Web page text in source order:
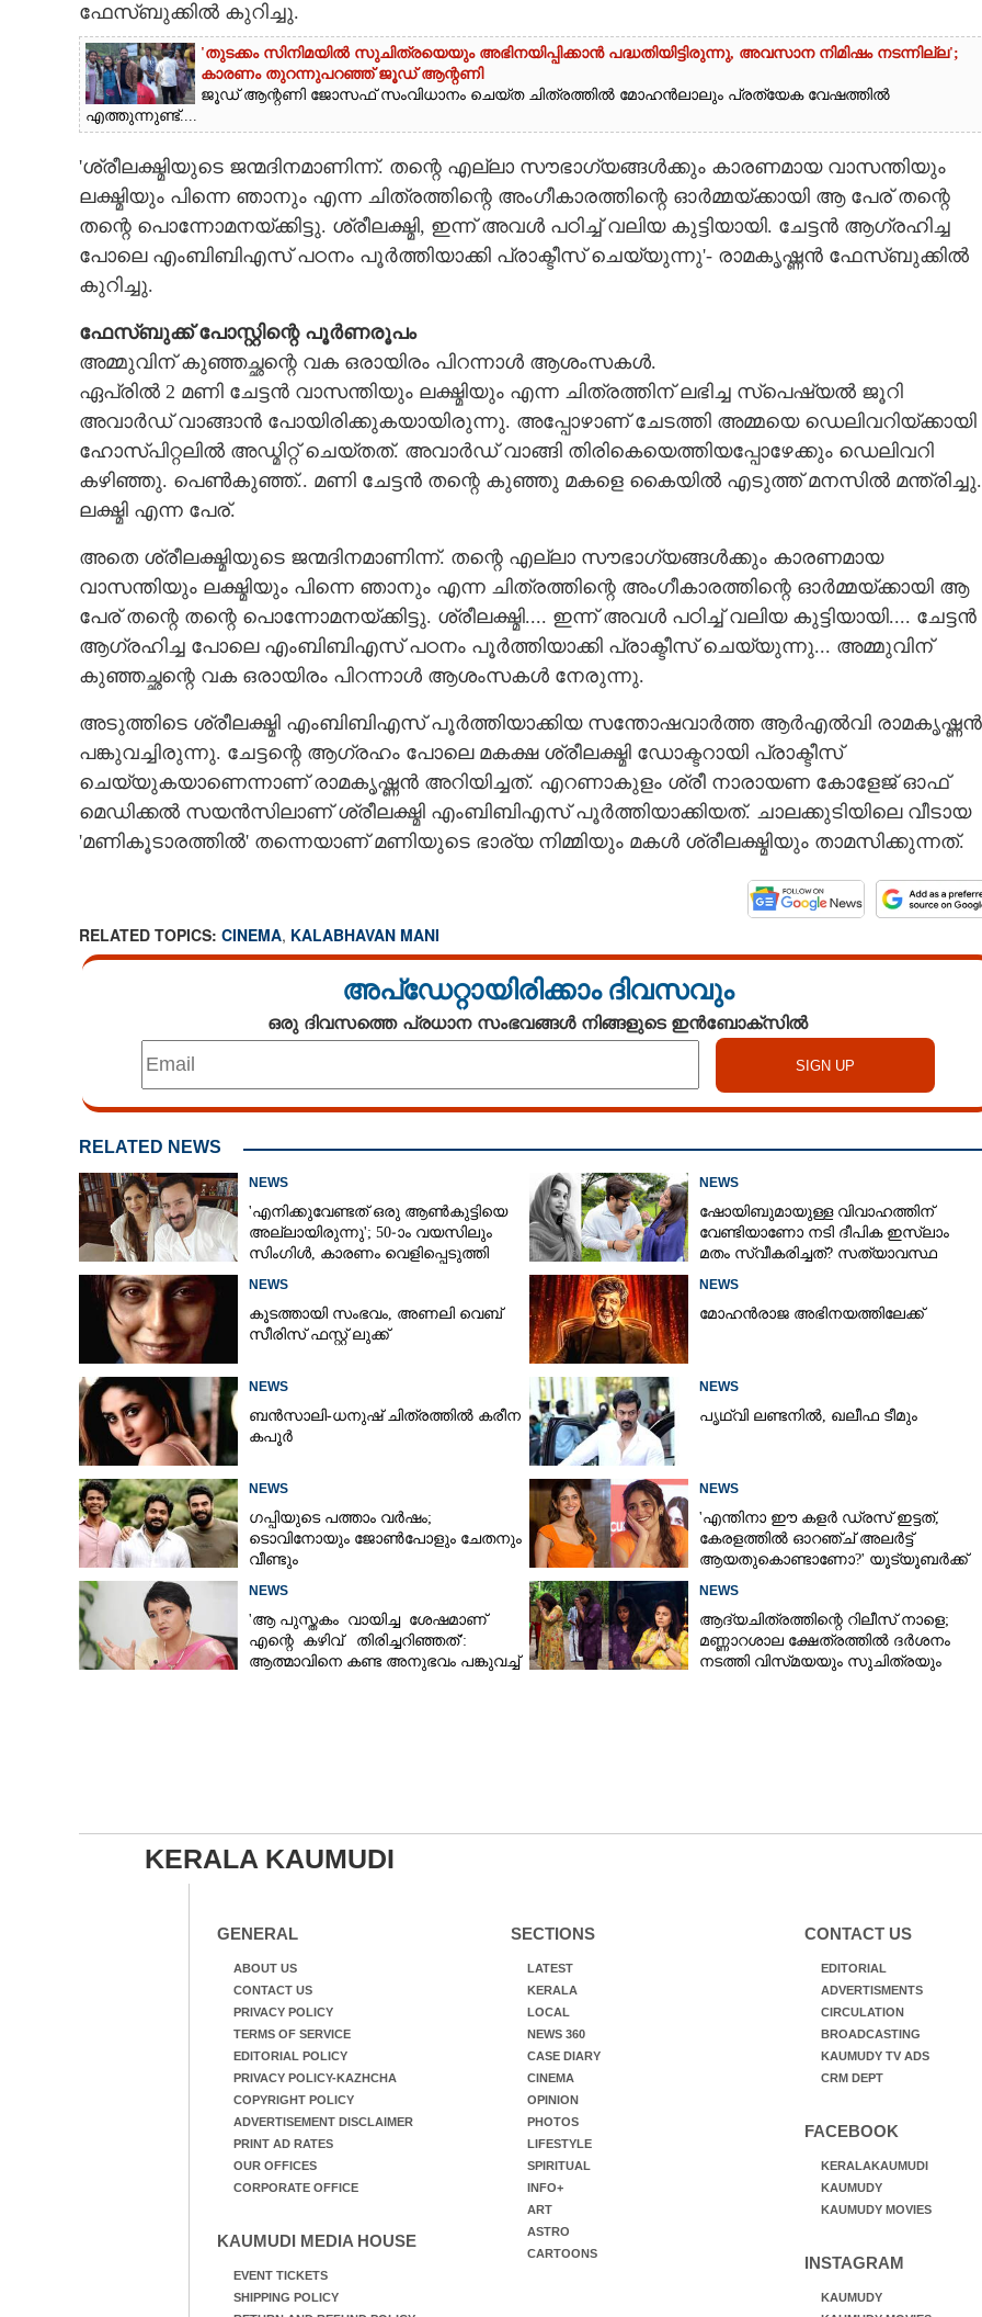
CONTACT US
ഫേസ്ബുക്കിൽ കുറിച്ചു.
'തുടക്കം സിനിമയിൽ സുചിത്രയെയും അഭിനയിപ്പിക്കാൻ പദ്ധതിയിട്ടിരുന്നു,​ അവസാന നിമിഷം നടന്നില്ല';
കാരണം തുറന്നുപറഞ്ഞ് ജൂഡ് ആന്റണി
ജൂഡ് ആന്റണി ജോസഫ് സംവിധാനം ചെയ്ത ചിത്രത്തിൽ മോഹൻലാലും പ്രത്യേക വേഷത്തിൽ
എത്തുന്നുണ്ട്....
'ശ്രീലക്ഷ്മിയുടെ ജന്മദിനമാണിന്ന്. തന്റെ എല്ലാ സൗഭാഗ്യങ്ങൾക്കും കാരണമായ വാസന്തിയും
ലക്ഷ്മിയും പിന്നെ ഞാനും എന്ന ചിത്രത്തിന്റെ അംഗീകാരത്തിന്റെ ഓർമ്മയ്ക്കായി ആ പേര് തന്റെ
തന്റെ പൊന്നോമനയ്ക്കിട്ടു. ശ്രീലക്ഷ്മി, ഇന്ന് അവൾ പഠിച്ച് വലിയ കുട്ടിയായി. ചേട്ടൻ ആഗ്രഹിച്ച
പോലെ എംബിബിഎസ് പഠനം പൂർത്തിയാക്കി പ്രാക്ടീസ് ചെയ്യുന്നു'- രാമകൃഷ്ണൻ ഫേസ്ബുക്കിൽ
കുറിച്ചു.
ഫേസ്ബുക്ക് പോസ്റ്റിന്റെ പൂർണരൂപം
അമ്മുവിന് കുഞ്ഞച്ഛന്റെ വക ഒരായിരം പിറന്നാൾ ആശംസകൾ.
ഏപ്രിൽ 2 മണി ചേട്ടൻ വാസന്തിയും ലക്ഷ്മിയും എന്ന ചിത്രത്തിന് ലഭിച്ച സ്‌പെഷ്യൽ ജൂറി
അവാർഡ് വാങ്ങാൻ പോയിരിക്കുകയായിരുന്നു. അപ്പോഴാണ് ചേടത്തി അമ്മയെ ഡെലിവറിയ്ക്കായി
ഹോസ്പിറ്റലിൽ അഡ്മിറ്റ് ചെയ്തത്. അവാർഡ് വാങ്ങി തിരികെയെത്തിയപ്പോഴേക്കും ഡെലിവറി
കഴിഞ്ഞു. പെൺകുഞ്ഞ്.. മണി ചേട്ടൻ തന്റെ കുഞ്ഞു മകളെ കൈയിൽ എടുത്ത് മനസിൽ മന്ത്രിച്ചു.
ലക്ഷ്മി എന്ന പേര്.
അതെ ശ്രീലക്ഷ്മിയുടെ ജന്മദിനമാണിന്ന്. തന്റെ എല്ലാ സൗഭാഗ്യങ്ങൾക്കും കാരണമായ
വാസന്തിയും ലക്ഷ്മിയും പിന്നെ ഞാനും എന്ന ചിത്രത്തിന്റെ അംഗീകാരത്തിന്റെ ഓർമ്മയ്ക്കായി ആ
പേര് തന്റെ തന്റെ പൊന്നോമനയ്ക്കിട്ടു. ശ്രീലക്ഷ്മി.... ഇന്ന് അവൾ പഠിച്ച് വലിയ കുട്ടിയായി.... ചേട്ടൻ
ആഗ്രഹിച്ച പോലെ എംബിബിഎസ് പഠനം പൂർത്തിയാക്കി പ്രാക്ടീസ് ചെയ്യുന്നു... അമ്മുവിന്
കുഞ്ഞച്ഛന്റെ വക ഒരായിരം പിറന്നാൾ ആശംസകൾ നേരുന്നു.
അടുത്തിടെ ശ്രീലക്ഷ്മി എംബിബിഎസ് പൂർത്തിയാക്കിയ സന്തോഷവാർത്ത ആർഎൽവി രാമകൃഷ്ണൻ
പങ്കുവച്ചിരുന്നു. ചേട്ടന്റെ ആഗ്രഹം പോലെ മകക്ഷ ശ്രീലക്ഷ്മി ഡോക്ടറായി പ്രാക്ടീസ്
ചെയ്യുകയാണെന്നാണ് രാമകൃഷ്ണൻ അറിയിച്ചത്. എറണാകുളം ശ്രീ നാരായണ കോളേജ് ഓഫ്
മെഡിക്കൽ സയൻസിലാണ് ശ്രീലക്ഷ്മി എംബിബിഎസ് പൂർത്തിയാക്കിയത്. ചാലക്കുടിയിലെ വീടായ
'മണികൂടാരത്തിൽ' തന്നെയാണ് മണിയുടെ ഭാര്യ നിമ്മിയും മകൾ ശ്രീലക്ഷ്മിയും താമസിക്കുന്നത്.
RELATED TOPICS: CINEMA, KALABHAVAN MANI
അപ്ഡേറ്റായിരിക്കാം ദിവസവും
ഒരു ദിവസത്തെ പ്രധാന സംഭവങ്ങൾ നിങ്ങളുടെ ഇൻബോക്സിൽ
RELATED NEWS
NEWS
'എനിക്കുവേണ്ടത് ഒരു ആൺകുട്ടിയെ
അല്ലായിരുന്നു'; 50-ാം വയസിലും
സിംഗിൾ, കാരണം വെളിപ്പെടുത്തി
NEWS
ഷോയിബുമായുള്ള വിവാഹത്തിന്
വേണ്ടിയാണോ നടി ദീപിക ഇസ്ലാം
മതം സ്വീകരിച്ചത്? സത്യാവസ്ഥ
NEWS
കൂടത്തായി സംഭവം, അണലി വെബ്
സീരിസ് ഫസ്റ്റ് ലുക്ക്
NEWS
മോഹൻരാജ അഭിനയത്തിലേക്ക്
NEWS
ബൻസാലി-ധനുഷ് ചിത്രത്തിൽ കരീന
കപൂർ
NEWS
പൃഥ്വി ലണ്ടനിൽ, ഖലീഫ ടീമും
NEWS
ഗപ്പിയുടെ പത്താം വർഷം;​
ടൊവിനോയും ജോൺപോളും ചേതനും
വീണ്ടും
NEWS
'എന്തിനാ ഈ കളർ ഡ്രസ് ഇട്ടത്,
കേരളത്തിൽ ഓറഞ്ച് അല‌ർട്ട്
ആയതുകൊണ്ടാണോ?' യൂട്യൂബർക്ക്
NEWS
'ആ പുസ്തകം വായിച്ച ശേഷമാണ്
എന്റെ കഴിവ് തിരിച്ചറിഞ്ഞത്':
ആത്മാവിനെ കണ്ട അനുഭവം പങ്കുവച്ച്
NEWS
ആദ്യചിത്രത്തിന്റെ റിലീസ് നാളെ;
മണ്ണാറശാല ക്ഷേത്രത്തിൽ ദർശനം
നടത്തി വിസ്‌മയയും സുചിത്രയും
KERALA KAUMUDI
GENERAL
ABOUT US
CONTACT US
PRIVACY POLICY
TERMS OF SERVICE
EDITORIAL POLICY
PRIVACY POLICY-KAZHCHA
COPYRIGHT POLICY
ADVERTISEMENT DISCLAIMER
PRINT AD RATES
OUR OFFICES
CORPORATE OFFICE
KAUMUDI MEDIA HOUSE
EVENT TICKETS
SHIPPING POLICY
SECTIONS
LATEST
KERALA
LOCAL
NEWS 360
CASE DIARY
CINEMA
OPINION
PHOTOS
LIFESTYLE
SPIRITUAL
INFO+
ART
ASTRO
CARTOONS
CONTACT US
EDITORIAL
ADVERTISMENTS
CIRCULATION
BROADCASTING
KAUMUDY TV ADS
CRM DEPT
FACEBOOK
KERALAKAUMUDI
KAUMUDY
KAUMUDY MOVIES
INSTAGRAM
KAUMUDY
Share this link
Copy Link